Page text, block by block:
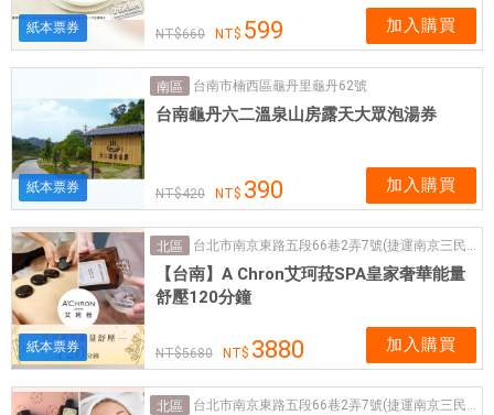
紙本票券 660 599 加入購買
紙本票券
南區 台南市楠西區龜丹里龜丹62號
台南龜丹六二溫泉山房露天大眾泡湯券
420 390 加入購買
紙本票券
北區 台北市南京東路五段66巷2弄7號(捷運南京三民站2號出口步行 3 分鐘)
【台南】A Chron艾珂菈SPA皇家奢華能量
舒壓120分鐘
5680 3880 加入購買
北區 台北市南京東路五段66巷2弄7號(捷運南京三民站2號出口步行 3 分鐘)